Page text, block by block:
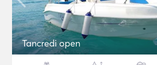
Tancredi open